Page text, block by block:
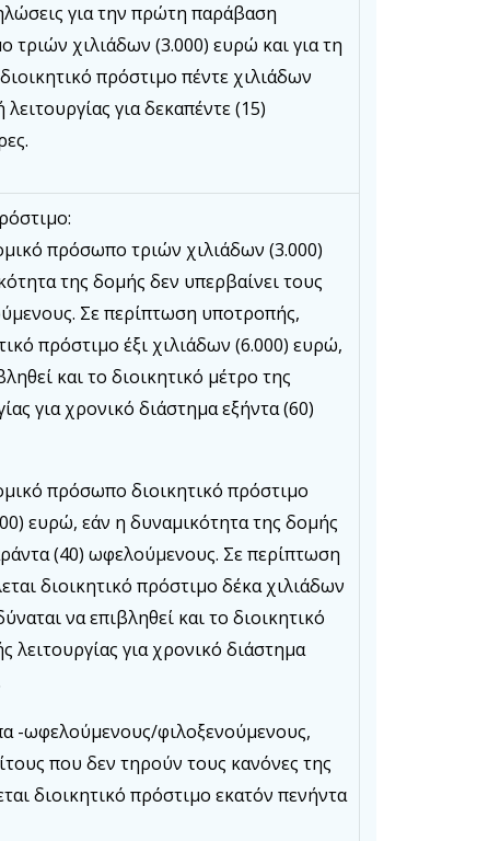
για την πρώτη παράβαση
τριών χιλιάδων (3.000) ευρώ και για τη
πρόστιμο πέντε χιλιάδων
για δεκαπέντε (15)
πρόσωπο τριών χιλιάδων (3.000)
της δομής δεν υπερβαίνει τους
Σε περίπτωση υποτροπής,
πρόστιμο έξι χιλιάδων (6.000) ευρώ,
και το διοικητικό μέτρο της
για χρονικό διάστημα εξήντα (60)
πρόσωπο διοικητικό πρόστιμο
ευρώ, εάν η δυναμικότητα της δομής
(40) ωφελούμενους. Σε περίπτωση
διοικητικό πρόστιμο δέκα χιλιάδων
να επιβληθεί και το διοικητικό
λειτουργίας για χρονικό διάστημα
-ωφελούμενους/φιλοξενούμενους,
που δεν τηρούν τους κανόνες της
διοικητικό πρόστιμο εκατόν πενήντα